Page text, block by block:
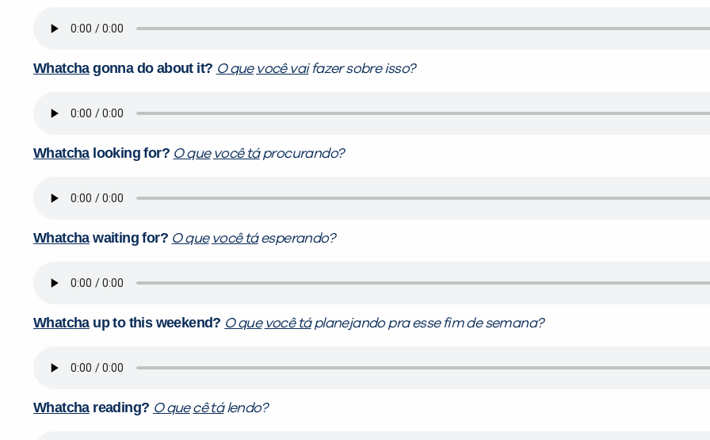
Whatchagonna do about it? O que você vaifazer sobre isso?
Whatchalooking for? O que você táprocurando?
Whatchawaiting for? O que você táesperando?
Whatchaup to this weekend? O que você táplanejando pra esse fim de semana?
Whatchareading? O que cê tálendo?